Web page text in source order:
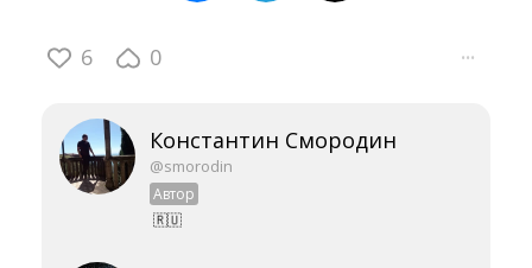
6 0 ···
Константин Смородин
@smorodin
Автор
🇷🇺